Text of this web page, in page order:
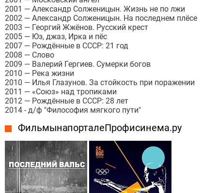
2001 — Александр Солженицын. Жизнь не по лжи
2002 — Александр Солженицын. На последнем плёсе
2003 — Георгий Жжёнов. Русский крест
2005 — Юз, джаз, Ирка и пёс
2007 — Рождённые в СССР: 21 год
2008 — Слово
2009 — Валерий Гергиев. Сумерки богов
2010 — Река жизни
2010 — Илья Глазунов. За стойкость при поражении
2011 — «Союз» над тропиками
2012 — Рождённые в СССР: 28 лет
2014 - д/ф "Философия мягкого пути"
Фильмы на портале Профисинема.ру